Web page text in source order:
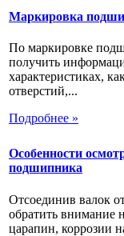
Маркировка
По маркировке
получить
характеристиках,
отверстий,...
Подробнее »
Особенности
подшипника
Отсоединив валок
обратить внимание
царапин, коррозии